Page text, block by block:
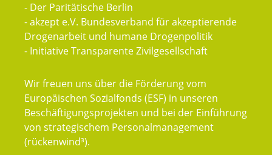
- Der Paritätische Berlin
- akzept e.V. Bundesverband für akzeptierende
Drogenarbeit und humane Drogenpolitik
- Initiative Transparente Zivilgesellschaft
Wir freuen uns über die Förderung vom
Europäischen Sozialfonds (ESF) in unseren
Beschäftigungsprojekten und bei der Einführung
von strategischem Personalmanagement
(rückenwind³).